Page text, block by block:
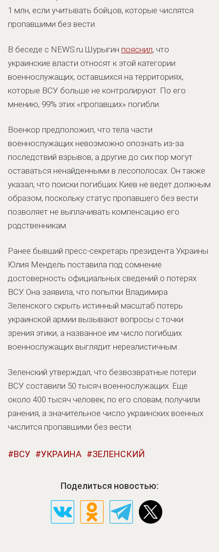
1 млн, если учитывать бойцов, которые числятся
пропавшими без вести.
В беседе с NEWS.ru Шурыгин пояснил, что
украинские власти относят к этой категории
военнослужащих, оставшихся на территориях,
которые ВСУ больше не контролируют. По его
мнению, 99% этих «пропавших» погибли.
Военкор предположил, что тела части
военнослужащих невозможно опознать из-за
последствий взрывов, а другие до сих пор могут
оставаться ненайденными в лесополосах. Он также
указал, что поиски погибших Киев не ведет должным
образом, поскольку статус пропавшего без вести
позволяет не выплачивать компенсацию его
родственникам.
Ранее бывший пресс-секретарь президента Украины
Юлия Мендель поставила под сомнение
достоверность официальных сведений о потерях
ВСУ. Она заявила, что попытки Владимира
Зеленского скрыть истинный масштаб потерь
украинской армии вызывают вопросы с точки
зрения этики, а названное им число погибших
военнослужащих выглядит нереалистичным.
Зеленский утверждал, что безвозвратные потери
ВСУ составили 50 тысяч военнослужащих. Еще
около 400 тысяч человек, по его словам, получили
ранения, а значительное число украинских военных
числится пропавшими без вести.
ВСУ УКРАИНА ЗЕЛЕНСКИЙ
Поделиться новостью: